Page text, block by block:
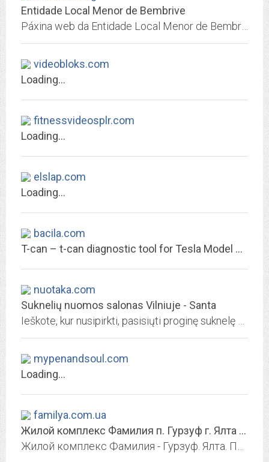
Entidade Local Menor de Bembrive
videobloks.com
Loading...
fitnessvideosplr.com
Loading...
elslap.com
Loading...
bacila.com
T-can – t-can diagnostic tool for Tesla Model S,X,3
nuotaka.com
Suknelių nuomos salonas Vilniuje - Santa
mypenandsoul.com
Loading...
familya.com.ua
Жилой комплекс Фамилия п. Гурзуф г. Ялта - Описание проекта. Купить квартиру...